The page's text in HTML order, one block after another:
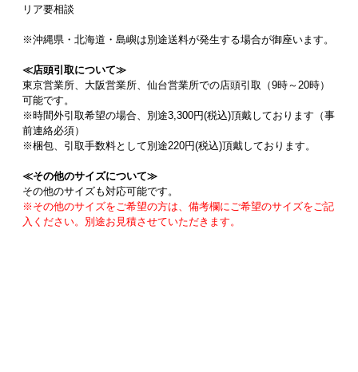
リア要相談
※沖縄県・北海道・島嶼は別途送料が発生する場合が御座います。
≪店頭引取について≫
東京営業所、大阪営業所、仙台営業所での店頭引取（9時～20時）
可能です。
※時間外引取希望の場合、別途3,300円(税込)頂戴しております（事
前連絡必須）
※梱包、引取手数料として別途220円(税込)頂戴しております。
≪その他のサイズについて≫
その他のサイズも対応可能です。
※その他のサイズをご希望の方は、備考欄にご希望のサイズをご記
入ください。別途お見積させていただきます。